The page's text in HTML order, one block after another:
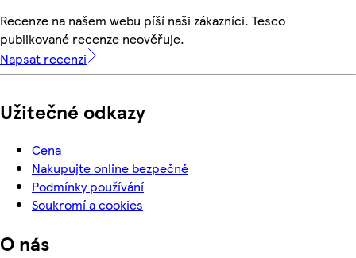
Recenze na našem webu píší naši zákazníci. Tesco
publikované recenze neověřuje.
Napsat recenzi
Užitečné odkazy
Cena
Nakupujte online bezpečně
Podmínky používání
Soukromí a cookies
O nás